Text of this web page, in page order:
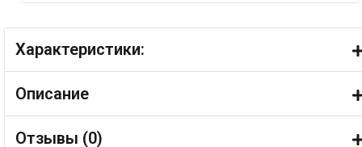
Характеристики:
Описание
Отзывы (0)